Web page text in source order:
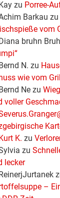
Kayzu Porree-
Barkau zu
vom
Diana bruhn
Bernd N. zu
wie vom Grill
Bernd Nezu
voller
Kurt K. zu
zu
lecker
ReinerjJurtanek
–